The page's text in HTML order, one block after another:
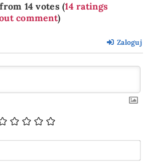
14 votes (14 ratings
comment)
Zaloguj